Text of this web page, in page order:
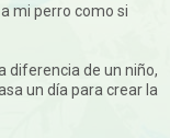
mi perro como si
diferencia de un niño,
un día para crear la